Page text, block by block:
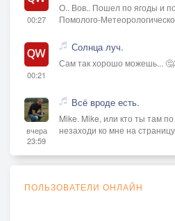
00:27
О.. Вов.. Пошел по ягоды и
Помолого-
00:21
Солнца луч.
Сам так хорошо можешь...
вчера
23:59
Всё вроде есть.
Mike. Mike, или кто ты там
незаходи ко мне на
ПОЛЬЗОВАТЕЛИ ОНЛАЙН